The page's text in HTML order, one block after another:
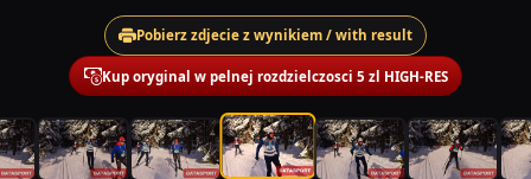
Pobierz zdjecie z wynikiem / with result
Kup oryginal w pelnej rozdzielczosci 5 zl HIGH-RES